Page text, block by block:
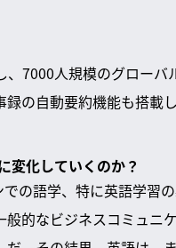
7000人規模のグローバ
の自動要約機能も搭載
変化していくのか？
の語学、特に英語学習
的なビジネスコミュニ